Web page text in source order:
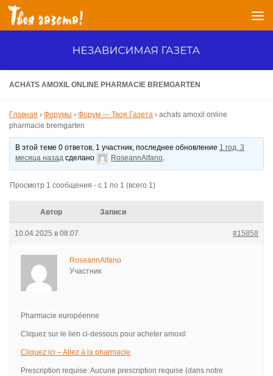
Перейти к содержимому
ACHATS AMOXIL ONLINE PHARMACIE BREMGARTEN
Главная › Форумы › Форум — Твоя Газета › achats amoxil online
pharmacie bremgarten
В этой теме 0 ответов, 1 участник, последнее обновление 1 год, 3
месяца назад сделано RoseannAlfano.
Просмотр 1 сообщения - с 1 по 1 (всего 1)
Автор Записи
10.04.2025 в 08:07 #15858
RoseannAlfano
Участник
Pharmacie européenne
Cliquez sur le lien ci-dessous pour acheter amoxil
Cliquez ici – Allez à la pharmacie
Prescription requise: Aucune prescription requise (dans notre